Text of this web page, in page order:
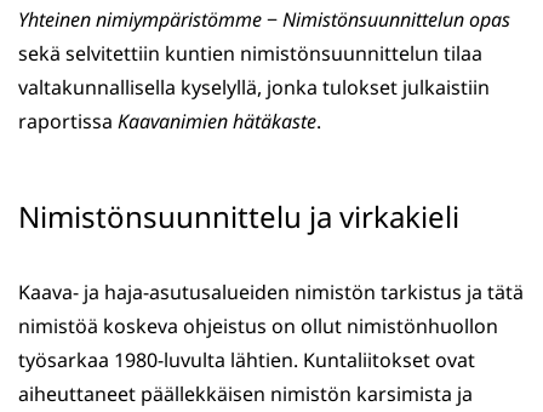
Yhteinen nimiympäristömme−Nimistönsuunnittelun opas
sekä selvitettiin kuntien nimistönsuunnittelun tilaa
valtakunnallisella kyselyllä, jonka tulokset julkaistiin
raportissa Kaavanimien hätäkaste.
Nimistönsuunnittelu ja virkakieli
Kaava- ja haja-asutusalueiden nimistön tarkistus ja tätä
nimistöä koskeva ohjeistus on ollut nimistönhuollon
työsarkaa 1980-luvulta lähtien. Kuntaliitokset ovat
aiheuttaneet päällekkäisen nimistön karsimista ja